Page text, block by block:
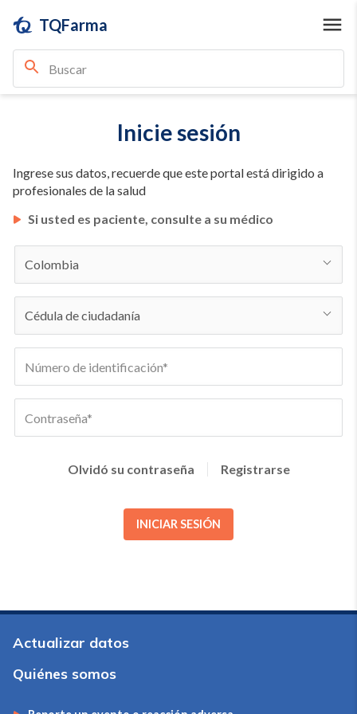
TQFarma
Inicie sesión
Ingrese sus datos, recuerde que este portal está dirigido a
profesionales de la salud
Si usted es paciente, consulte a su médico
Olvidó su contraseña Registrarse
INICIAR SESIÓN
Actualizar datos
Quiénes somos